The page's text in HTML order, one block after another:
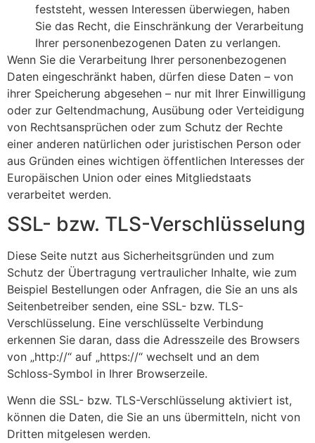
feststeht, wessen Interessen überwiegen, haben
Sie das Recht, die Einschränkung der Verarbeitung
Ihrer personenbezogenen Daten zu verlangen.
Wenn Sie die Verarbeitung Ihrer personenbezogenen
Daten eingeschränkt haben, dürfen diese Daten – von
ihrer Speicherung abgesehen – nur mit Ihrer Einwilligung
oder zur Geltendmachung, Ausübung oder Verteidigung
von Rechtsansprüchen oder zum Schutz der Rechte
einer anderen natürlichen oder juristischen Person oder
aus Gründen eines wichtigen öffentlichen Interesses der
Europäischen Union oder eines Mitgliedstaats
verarbeitet werden.
SSL- bzw. TLS-Verschlüsselung
Diese Seite nutzt aus Sicherheitsgründen und zum
Schutz der Übertragung vertraulicher Inhalte, wie zum
Beispiel Bestellungen oder Anfragen, die Sie an uns als
Seitenbetreiber senden, eine SSL- bzw. TLS-
Verschlüsselung. Eine verschlüsselte Verbindung
erkennen Sie daran, dass die Adresszeile des Browsers
von „http://“ auf „https://“ wechselt und an dem
Schloss-Symbol in Ihrer Browserzeile.
Wenn die SSL- bzw. TLS-Verschlüsselung aktiviert ist,
können die Daten, die Sie an uns übermitteln, nicht von
Dritten mitgelesen werden.